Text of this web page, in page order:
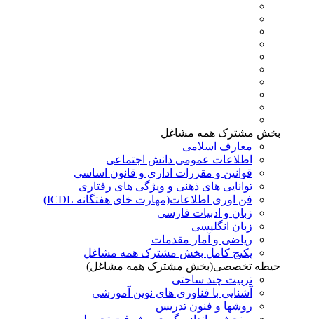
بخش مشترک همه مشاغل
معارف اسلامی
اطلاعات عمومی دانش اجتماعی
قوانین و مقررات اداری و قانون اساسی
توانایی های ذهنی و ویژگی های رفتاری
فن اوری اطلاعات(مهارت خای هفتگانه ICDL)
زبان و ادبیات فارسی
زبان انگلیسی
ریاضی و آمار مقدمات
پکیج کامل بخش مشترک همه مشاغل
حیطه تخصصی(بخش مشترک همه مشاغل)
تربیت چند ساحتی
آشنایی با فناوری های نوین آموزشی
روشها و فنون تدريس